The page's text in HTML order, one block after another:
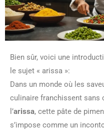
Bien sûr, voici une
le sujet « arissa »:
Dans un monde où les
culinaire franchissent sans
l’arissa, cette pâte de
s’impose comme un